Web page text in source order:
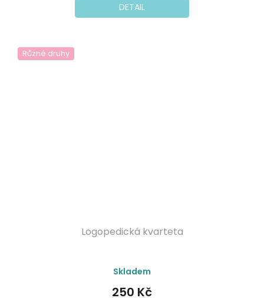
DETAIL
Různé druhy
Logopedická kvarteta
hodnocení
produktu
Skladem
250 Kč